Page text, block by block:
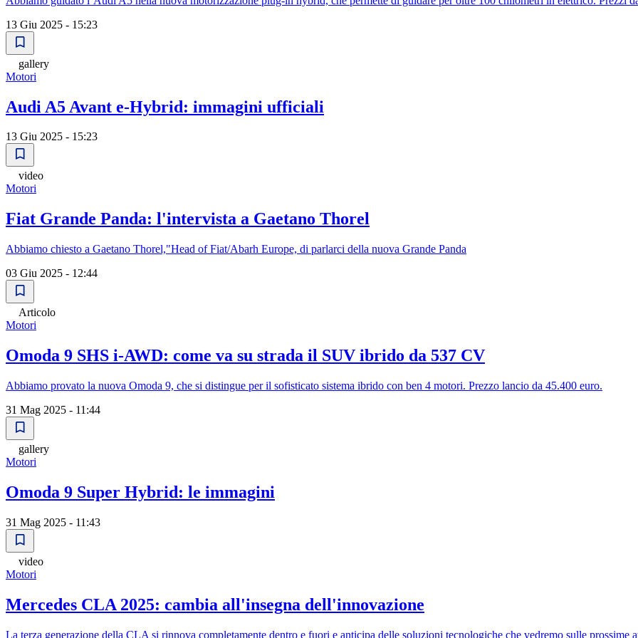
13 Giu 2025 - 15:23
gallery
Motori
Audi A5 Avant e-Hybrid: immagini ufficiali
13 Giu 2025 - 15:23
video
Motori
Fiat Grande Panda: l'intervista a Gaetano Thorel
Abbiamo chiesto a Gaetano Thorel,"Head of Fiat/Abarh Europe, di parlarci della nuova Grande Panda
03 Giu 2025 - 12:44
Articolo
Motori
Omoda 9 SHS i-AWD: come va su strada il SUV ibrido da 537 CV
Abbiamo provato la nuova Omoda 9, che si distingue per il sofisticato sistema ibrido con ben 4 motori. Prezzo lancio da 45.400 euro.
31 Mag 2025 - 11:44
gallery
Motori
Omoda 9 Super Hybrid: le immagini
31 Mag 2025 - 11:43
video
Motori
Mercedes CLA 2025: cambia all'insegna dell'innovazione
La terza generazione della CLA si rinnova completamente dentro e fuori e anticipa delle soluzioni tecnologiche che vedremo sulle prossime